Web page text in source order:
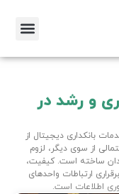
و رشد در
بانکداری دیجیتال از
از سوی دیگر، لزوم
ساخته است. کیفیت،
ارتباطات واحدهای
اطلاعات است.